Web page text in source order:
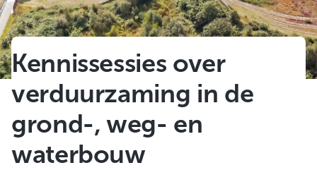
Kennissessies over
verduurzaming in de
grond-, weg- en
waterbouw